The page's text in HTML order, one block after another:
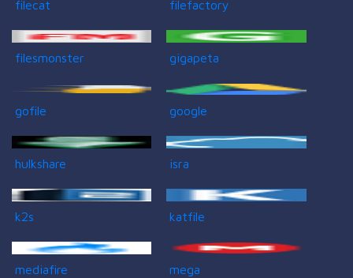
filecat filefactory
filesmonster gigapeta
gofile google
hulkshare isra
k2s katfile
mediafire mega